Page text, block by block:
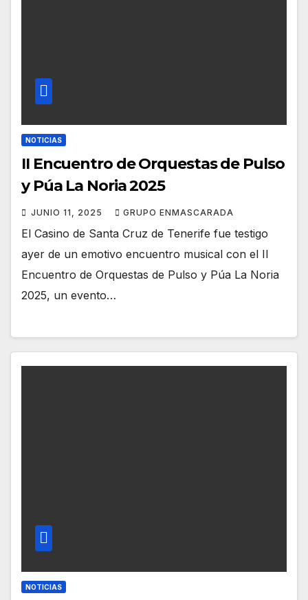
NOTICIAS
II Encuentro de Orquestas de Pulso
y Púa La Noria 2025
JUNIO 11, 2025 GRUPO ENMASCARADA
El Casino de Santa Cruz de Tenerife fue testigo
ayer de un emotivo encuentro musical con el II
Encuentro de Orquestas de Pulso y Púa La Noria
2025, un evento…
NOTICIAS